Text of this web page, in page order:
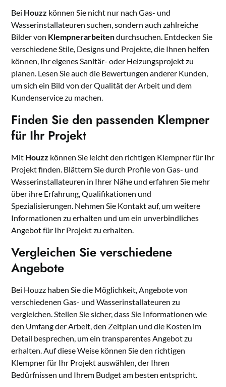
Bei Houzz können Sie nicht nur nach Gas- und
Wasserinstallateuren suchen, sondern auch zahlreiche
Bilder von Klempnerarbeitendurchsuchen. Entdecken Sie
verschiedene Stile, Designs und Projekte, die Ihnen helfen
können, Ihr eigenes Sanitär- oder Heizungsprojekt zu
planen. Lesen Sie auch die Bewertungen anderer Kunden,
um sich ein Bild von der Qualität der Arbeit und dem
Kundenservice zu machen.
Finden Sie den passenden Klempner
für Ihr Projekt
Mit Houzz können Sie leicht den richtigen Klempner für Ihr
Projekt finden. Blättern Sie durch Profile von Gas- und
Wasserinstallateuren in Ihrer Nähe und erfahren Sie mehr
über ihre Erfahrung, Qualifikationen und
Spezialisierungen. Nehmen Sie Kontakt auf, um weitere
Informationen zu erhalten und um ein unverbindliches
Angebot für Ihr Projekt zu erhalten.
Vergleichen Sie verschiedene
Angebote
Bei Houzz haben Sie die Möglichkeit, Angebote von
verschiedenen Gas- und Wasserinstallateuren zu
vergleichen. Stellen Sie sicher, dass Sie Informationen wie
den Umfang der Arbeit, den Zeitplan und die Kosten im
Detail besprechen, um ein transparentes Angebot zu
erhalten. Auf diese Weise können Sie den richtigen
Klempner für Ihr Projekt auswählen, der Ihren
Bedürfnissen und Ihrem Budget am besten entspricht.